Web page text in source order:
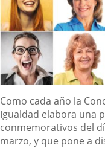
Descripción
Como cada año la
Igualdad elabora una
conmemorativos del
marzo, y que pone a